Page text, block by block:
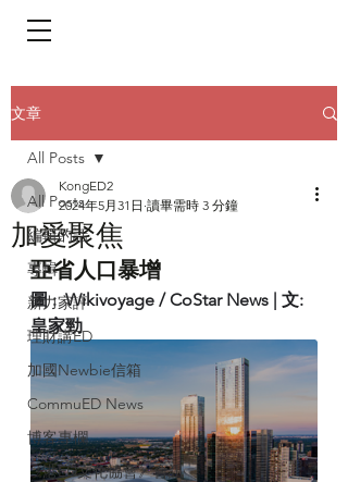
文章
All Posts
編輯的話
專輯
新力家評
理財講ED
加國Newbie信箱
CommuED News
博客專欄
《港ED文化協會》會訊
All Posts
加愛聚焦
KongED2
2024年5月31日 讀畢需時 3 分鐘
亞省人口暴增
圖 :  Wikivoyage / CoStar News | 文:
皇家勁